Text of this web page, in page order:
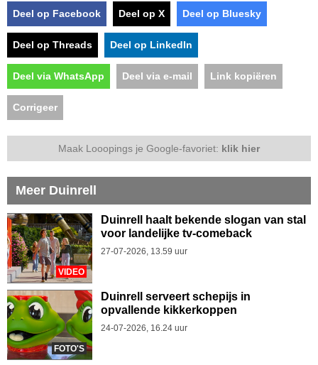
Deel op Facebook Deel op X Deel op Bluesky
Deel op Threads Deel op LinkedIn
Deel via WhatsApp Deel via e-mail Link kopiëren
Corrigeer
Maak Looopings je Google-favoriet: klik hier
Meer Duinrell
VIDEO
Duinrell haalt bekende slogan van stal
voor landelijke tv-comeback
27-07-2026, 13.59 uur
FOTO'S
Duinrell serveert schepijs in
opvallende kikkerkoppen
24-07-2026, 16.24 uur